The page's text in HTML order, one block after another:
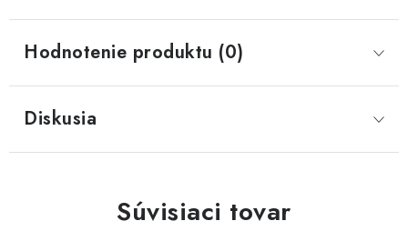
Hodnotenie produktu (0)
Diskusia
Súvisiaci tovar